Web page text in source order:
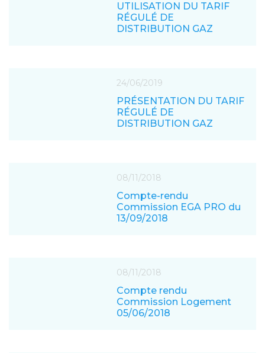
UTILISATION DU TARIF
RÉGULÉ DE
DISTRIBUTION GAZ
24/06/2019
PRÉSENTATION DU TARIF
RÉGULÉ DE
DISTRIBUTION GAZ
08/11/2018
Compte-rendu
Commission EGA PRO du
13/09/2018
08/11/2018
Compte rendu
Commission Logement
05/06/2018